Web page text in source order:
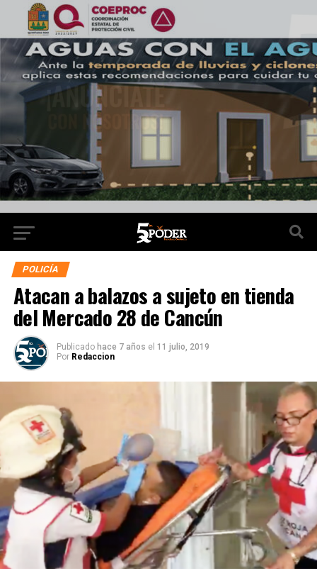
POLICÍA
Atacan a balazos a sujeto en tienda
del Mercado 28 de Cancún
Publicado hace 7 años el 11 julio, 2019
Por Redaccion